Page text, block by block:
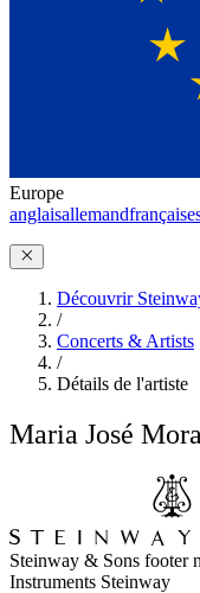
Europe
anglaisallemandfrançais
Découvrir
/
Concerts & Artists
/
Détails de l'artiste
Maria José
Steinway & Sons footer
Instruments Steinway